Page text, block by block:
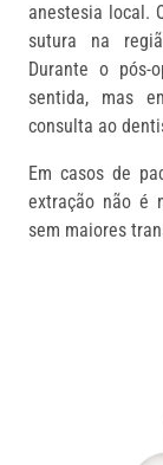
anestesia local.
sutura na
Durante o pós-
sentida, mas
consulta ao
Em casos de
extração não é
sem maiores